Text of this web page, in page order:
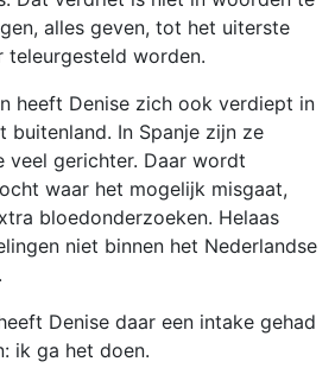
alles geven, tot het uiterste
worden.
heeft Denise zich ook verdiept in
buitenland. In Spanje zijn ze
veel gerichter. Daar wordt
waar het mogelijk misgaat,
bloedonderzoeken. Helaas
niet binnen het Nederlandse
Denise daar een intake gehad
ik ga het doen.